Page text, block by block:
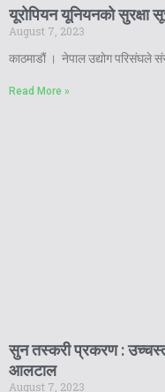
यूरोपियन यूनियनको सुरक्षा
August 7, 2023
काठमाडौं । नेपाल उद्योग परिसंघले
Read More »
सुन तस्करी प्रकरण :
आलटाल
August 7, 2023